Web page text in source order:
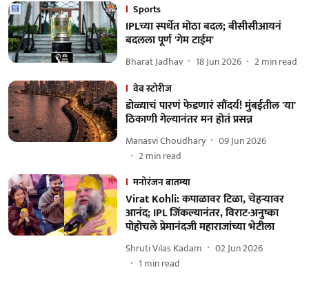
Sports
IPLच्या स्पर्धेत मोठा बदल; बीसीसीआयनं
बदलला पूर्ण 'गेम टाईम'
Bharat Jadhav 18 Jun 2026 2min read
वेब स्टोरीज
डोळ्याचं पारणं फेडणारं सौंदर्य! मुंबईतील 'या'
ठिकाणी गेल्यानंतर मन होतं प्रसन्न
Manasvi Choudhary
09 Jun 2026
2min read
मनोरंजन बातम्या
Virat Kohli: कपाळावर टिळा, चेहऱ्यावर
आनंद; IPL जिंकल्यानंतर, विराट-अनुष्का
पोहोचले प्रेमानंदजी महाराजांच्या भेटीला
Shruti Vilas Kadam
02 Jun 2026
1 min read